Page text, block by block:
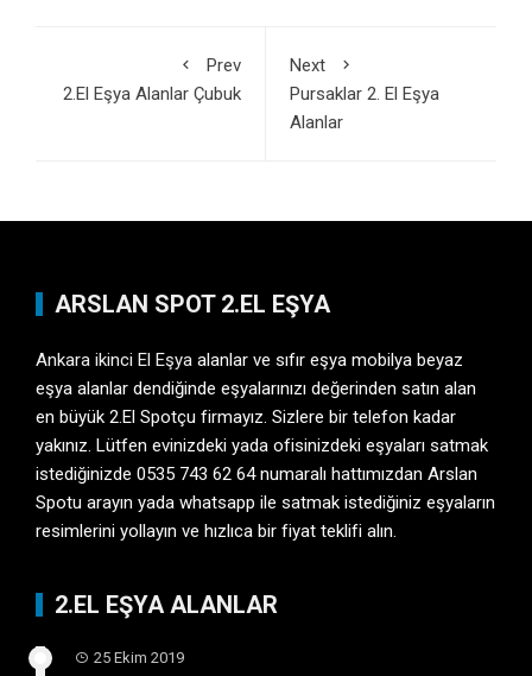
Prev
2.El Eşya Alanlar Çubuk
Next
Pursaklar 2. El Eşya
Alanlar
ARSLAN SPOT 2.EL EŞYA
Ankara ikinci El Eşya alanlar ve sıfır eşya mobilya beyaz
eşya alanlar dendiğinde eşyalarınızı değerinden satın alan
en büyük 2.El Spotçu firmayız. Sizlere bir telefon kadar
yakınız. Lütfen evinizdeki yada ofisinizdeki eşyaları satmak
istediğinizde 0535 743 62 64 numaralı hattımızdan Arslan
Spotu arayın yada whatsapp ile satmak istediğiniz eşyaların
resimlerini yollayın ve hızlıca bir fiyat teklifi alın.
2.EL EŞYA ALANLAR
25 Ekim 2019